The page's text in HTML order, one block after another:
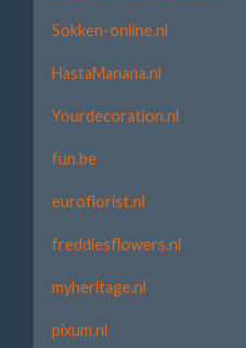
Sokken-online.nl
HastaManana.nl
Yourdecoration.nl
fun.be
euroflorist.nl
freddiesflowers.nl
myheritage.nl
pixum.nl